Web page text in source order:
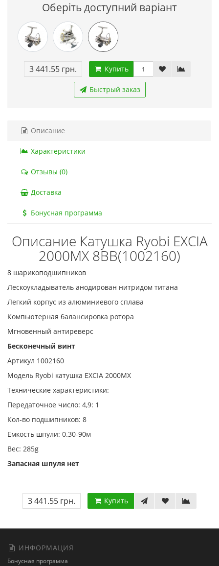
Оберіть доступний варіант
3 441.55 грн. Купить
Быстрый заказ
Описание
Характеристики
Отзывы (0)
Доставка
Бонусная программа
Описание Катушка Ryobi EXCIA
2000MX 8BB(1002160)
8 шарикоподшипников
Лескоукладыватель анодирован нитридом титана
Легкий корпус из алюминиевого сплава
Компьютерная балансировка ротора
Мгновенный антиреверс
Бесконечный винт
Артикул 1002160
Модель Ryobi катушка EXCIA 2000MX
Технические характеристики:
Передаточное число: 4,9: 1
Кол-во подшипников: 8
Емкость шпули: 0.30-90м
Вес: 285g
Запасная шпуля нет
3 441.55 грн. Купить
ИНФОРМАЦИЯ
Бонусная программа